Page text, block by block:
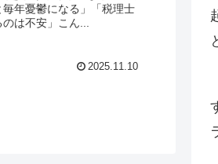
年憂鬱になる」「税理士
は不安」こん...
2025.11.10